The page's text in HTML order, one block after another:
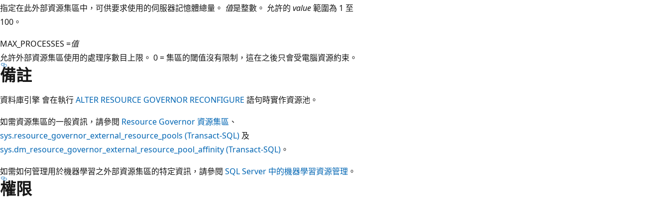
指定在此外部資源集區中，可供要求使用的伺服器記憶體總量。 值是整數。 允許的 value範圍為 1 至
100。
MAX_PROCESSES =值
允許外部資源集區使用的處理序數目上限。 0 = 集區的閾值沒有限制，這在之後只會受電腦資源約束。
備註
資料庫引擎 會在執行ALTER RESOURCE GOVERNOR RECONFIGURE 語句時實作資源池。
如需資源集區的一般資訊，請參閱 Resource Governor 資源集區 、
sys.resource_governor_external_resource_pools (Transact-SQL) 及
sys.dm_resource_governor_external_resource_pool_affinity (Transact-SQL) 。
如需如何管理用於機器學習之外部資源集區的特定資訊，請參閱 SQL Server 中的機器學習資源管理 。
權限